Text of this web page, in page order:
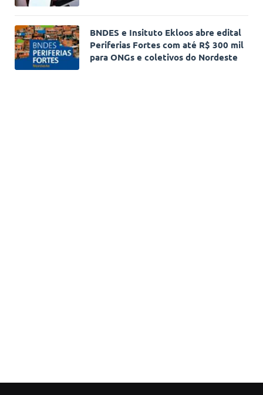
BNDES e Insituto Ekloos abre edital
Periferias Fortes com até R$ 300 mil
para ONGs e coletivos do Nordeste